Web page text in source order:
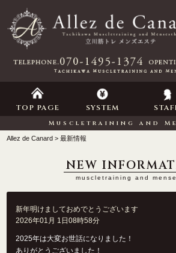
TOP PAGE SYSTEM
Muscletraining and
Allez de Canard 最新情報
NEW
muscletraining and
新年明けましておめでとうございます
2026年01月 1日08時58分
2025年は大変お世話になりました！
ありがとうございました！